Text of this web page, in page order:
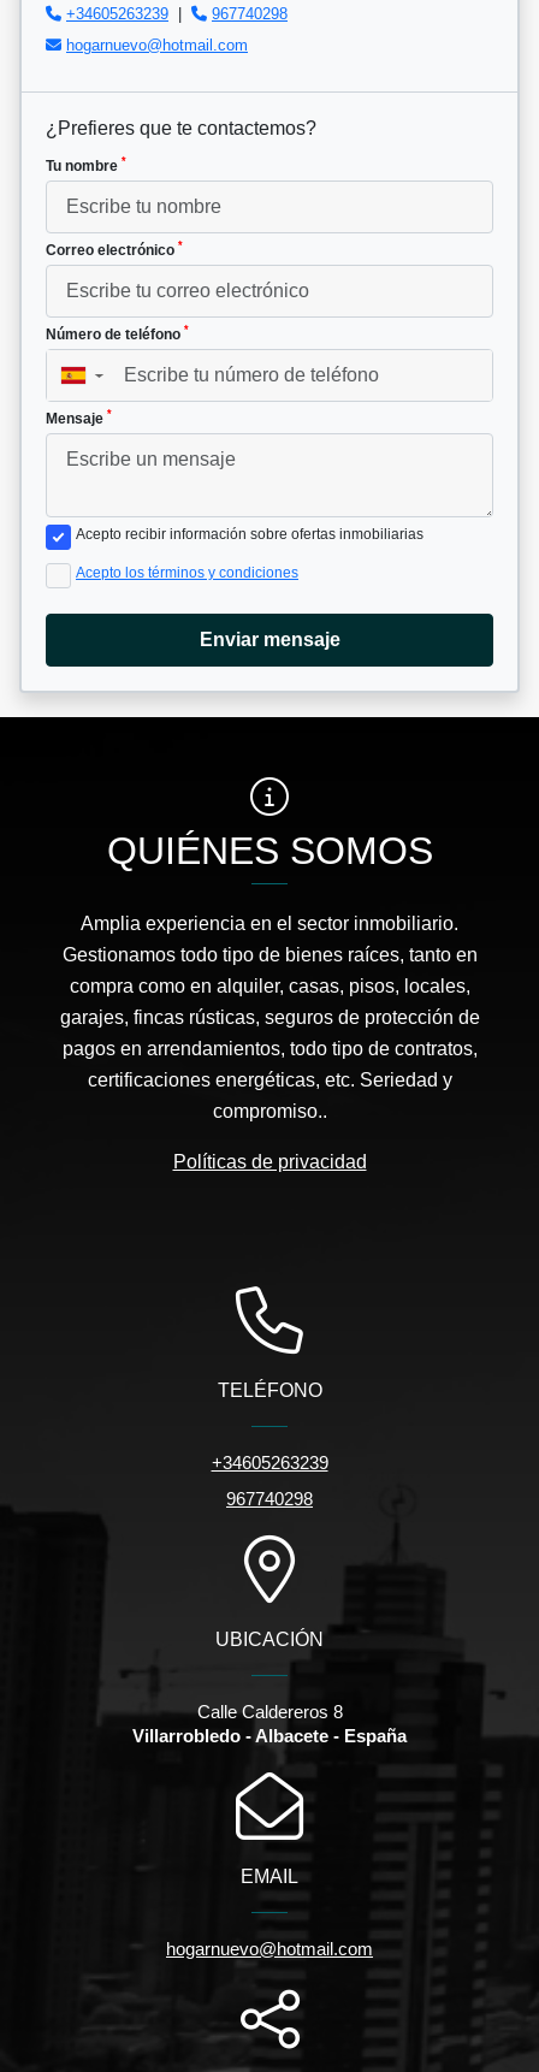
+34605263239
967740298
hogarnuevo@hotmail.com
¿Prefieres que te contactemos?
Tu nombre *
Correo electrónico *
Número de teléfono *
▼
Mensaje *
Acepto recibir información sobre ofertas inmobiliarias
Acepto los términos y condiciones
Enviar mensaje
QUIÉNES SOMOS
Amplia experiencia en el sector inmobiliario.
Gestionamos todo tipo de bienes raíces, tanto en
compra como en alquiler, casas, pisos, locales,
garajes, fincas rústicas, seguros de protección de
pagos en arrendamientos, todo tipo de contratos,
certificaciones energéticas, etc. Seriedad y
compromiso..
Políticas de privacidad
TELÉFONO
+34605263239
967740298
UBICACIÓN
Calle Caldereros 8
Villarrobledo - Albacete - España
EMAIL
hogarnuevo@hotmail.com